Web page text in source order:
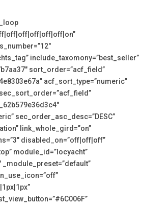
include_taxomony=”best_seller”
sort_order=”acf_field”
acf_sort_type=”numeric”
sec_order_asc_desc=”DESC”
link_whole_gird=”on”
disabled_on=”off|off|off”
module_id=”locyacht”
_module_preset=”default”